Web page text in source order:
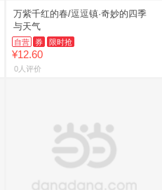
万紫千红的春/逗逗镇·奇妙的四季
与天气
自营 券 限时抢
¥12.60
0人评价